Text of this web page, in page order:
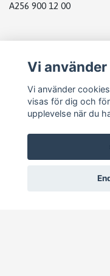
A256 900 12 00
Vi
Vi använder
visas för dig och
upplevelse när du